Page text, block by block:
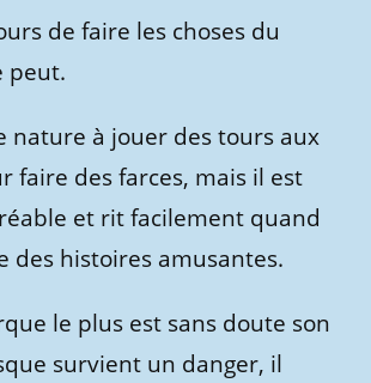
de faire les choses du
peut.
nature à jouer des tours aux
faire des farces, mais il est
et rit facilement quand
des histoires amusantes.
le plus est sans doute son
survient un danger, il